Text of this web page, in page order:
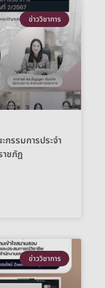
ข่าววิชาการ
รรมการประจำ
าชภัฏ
ข่าววิชาการ